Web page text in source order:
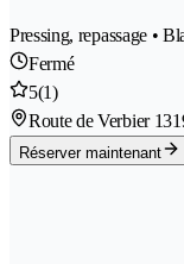
Pressing, repassage •
Fermé
5(1)
Route de Verbier 13
Réserver maintenant